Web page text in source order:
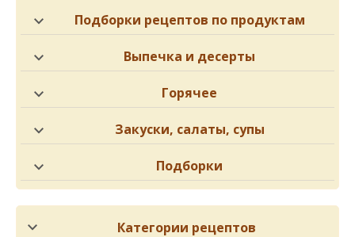
Подборки рецептов по продуктам
Выпечка и десерты
Горячее
Закуски, салаты, супы
Подборки
Категории рецептов